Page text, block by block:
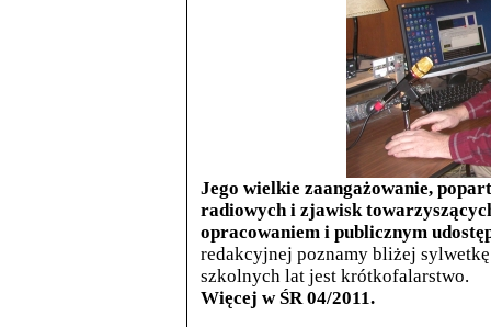
Jego wielkie zaangażowanie,
radiowych i zjawisk
opracowaniem i publicznym
redakcyjnej poznamy bliżej
szkolnych lat jest krótkofalarstwo.
Więcej w ŚR 04/2011.